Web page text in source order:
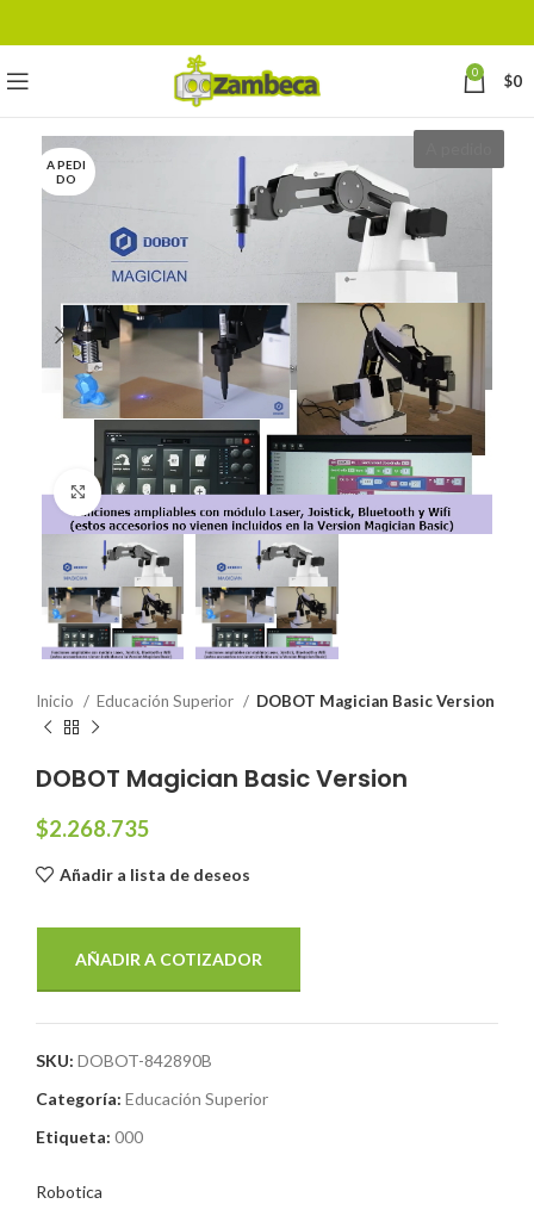
0 $0
A PEDI
DO
Click to enlarge
Inicio Educación Superior DOBOT Magician Basic Version
DOBOT Magician Basic Version
$2.268.735
Añadir a lista de deseos
AÑADIR A COTIZADOR
SKU: DOBOT-842890B
Categoría: Educación Superior
Etiqueta: 000
Robotica